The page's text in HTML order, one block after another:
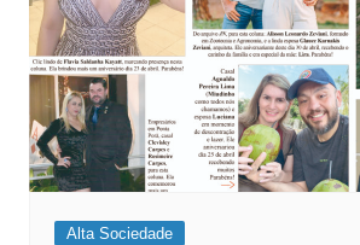
Alta Sociedade